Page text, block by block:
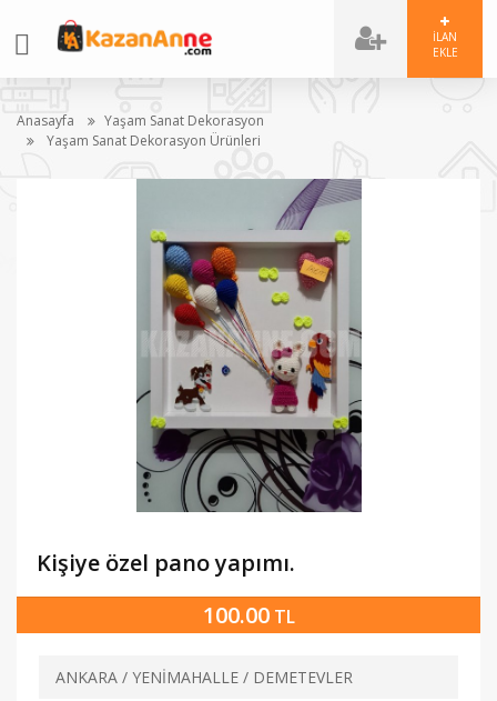
İLAN
EKLE
Anasayfa
Yaşam Sanat Dekorasyon
Yaşam Sanat Dekorasyon Ürünleri
Kişiye özel pano yapımı.
100.00TL
ANKARA / YENİMAHALLE / DEMETEVLER